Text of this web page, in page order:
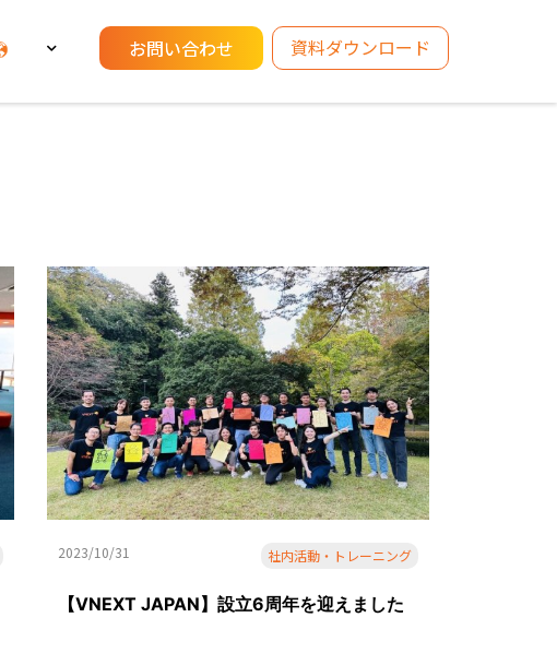
お問い合わせ 資料ダウンロード
2023/10/31 社内活動・トレーニング
【VNEXT JAPAN】設立6周年を迎えました